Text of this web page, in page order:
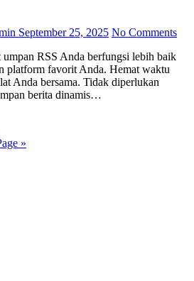
September 25, 2025 No Comments
platform favorit Anda. Hemat waktu
Anda bersama. Tidak diperlukan
berita dinamis…
»